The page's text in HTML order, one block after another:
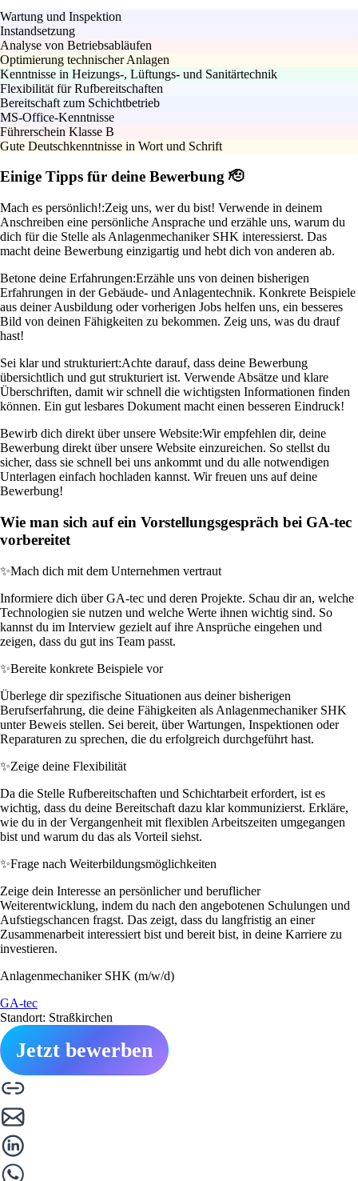
Wartung und Inspektion
Instandsetzung
Analyse von Betriebsabläufen
Optimierung technischer Anlagen
Kenntnisse in Heizungs-, Lüftungs- und Sanitärtechnik
Flexibilität für Rufbereitschaften
Bereitschaft zum Schichtbetrieb
MS-Office-Kenntnisse
Führerschein Klasse B
Gute Deutschkenntnisse in Wort und Schrift
Einige Tipps für deine Bewerbung 🫡
Mach es persönlich!:Zeig uns, wer du bist! Verwende in deinem
Anschreiben eine persönliche Ansprache und erzähle uns, warum du
dich für die Stelle als Anlagenmechaniker SHK interessierst. Das
macht deine Bewerbung einzigartig und hebt dich von anderen ab.
Betone deine Erfahrungen:Erzähle uns von deinen bisherigen
Erfahrungen in der Gebäude- und Anlagentechnik. Konkrete Beispiele
aus deiner Ausbildung oder vorherigen Jobs helfen uns, ein besseres
Bild von deinen Fähigkeiten zu bekommen. Zeig uns, was du drauf
hast!
Sei klar und strukturiert:Achte darauf, dass deine Bewerbung
übersichtlich und gut strukturiert ist. Verwende Absätze und klare
Überschriften, damit wir schnell die wichtigsten Informationen finden
können. Ein gut lesbares Dokument macht einen besseren Eindruck!
Bewirb dich direkt über unsere Website:Wir empfehlen dir, deine
Bewerbung direkt über unsere Website einzureichen. So stellst du
sicher, dass sie schnell bei uns ankommt und du alle notwendigen
Unterlagen einfach hochladen kannst. Wir freuen uns auf deine
Bewerbung!
Wie man sich auf ein Vorstellungsgespräch bei GA-tec
vorbereitet
✨Mach dich mit dem Unternehmen vertraut
Informiere dich über GA-tec und deren Projekte. Schau dir an, welche
Technologien sie nutzen und welche Werte ihnen wichtig sind. So
kannst du im Interview gezielt auf ihre Ansprüche eingehen und
zeigen, dass du gut ins Team passt.
✨Bereite konkrete Beispiele vor
Überlege dir spezifische Situationen aus deiner bisherigen
Berufserfahrung, die deine Fähigkeiten als Anlagenmechaniker SHK
unter Beweis stellen. Sei bereit, über Wartungen, Inspektionen oder
Reparaturen zu sprechen, die du erfolgreich durchgeführt hast.
✨Zeige deine Flexibilität
Da die Stelle Rufbereitschaften und Schichtarbeit erfordert, ist es
wichtig, dass du deine Bereitschaft dazu klar kommunizierst. Erkläre,
wie du in der Vergangenheit mit flexiblen Arbeitszeiten umgegangen
bist und warum du das als Vorteil siehst.
✨Frage nach Weiterbildungsmöglichkeiten
Zeige dein Interesse an persönlicher und beruflicher
Weiterentwicklung, indem du nach den angebotenen Schulungen und
Aufstiegschancen fragst. Das zeigt, dass du langfristig an einer
Zusammenarbeit interessiert bist und bereit bist, in deine Karriere zu
investieren.
Anlagenmechaniker SHK (m/w/d)
GA-tec
Standort: Straßkirchen
Jetzt bewerben